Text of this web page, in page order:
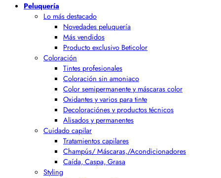
Peluquería
Lo más destacado
Novedades peluquería
Más vendidos
Producto exclusivo Beticolor
Coloración
Tintes profesionales
Coloración sin amoniaco
Color semipermanente y máscaras color
Oxidantes y varios para tinte
Decoloraciónes y productos técnicos
Alisados y permanentes
Cuidado capilar
Tratamientos capilares
Champús/ Máscaras,/Acondicionadores
Caída, Caspa, Grasa
Styling